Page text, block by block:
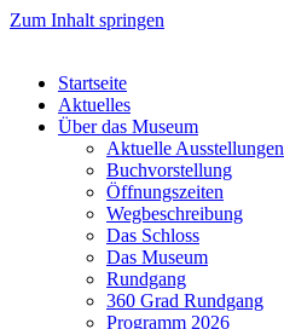
Zum Inhalt springen
Startseite
Aktuelles
Über das Museum
Aktuelle Ausstellungen
Buchvorstellung
Öffnungszeiten
Wegbeschreibung
Das Schloss
Das Museum
Rundgang
360 Grad Rundgang
Programm 2026